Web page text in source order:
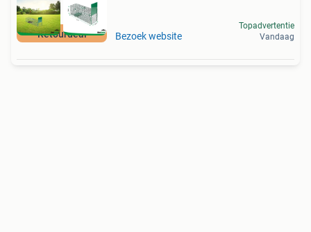
Retourdeal Bezoek website
Topadvertentie
Vandaag